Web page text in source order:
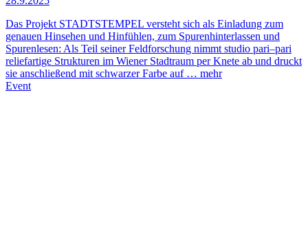
Das Projekt STADTSTEMPEL versteht sich als Einladung zum
genauen Hinsehen und Hinfühlen, zum Spurenhinterlassen und
Spurenlesen: Als Teil seiner Feldforschung nimmt studio pari–pari
reliefartige Strukturen im Wiener Stadtraum per Knete ab und druckt
sie anschließend mit schwarzer Farbe auf … mehr
Event